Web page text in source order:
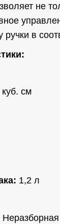
не
ручки в
см
1,2 л
Неразборная